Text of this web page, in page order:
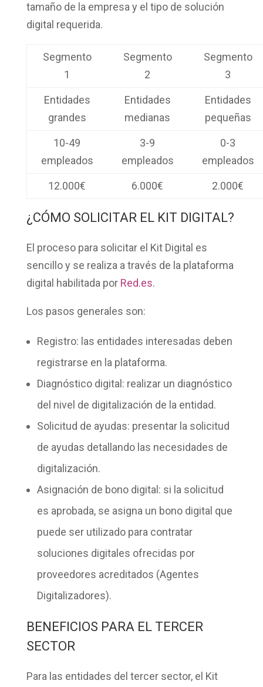
tamaño de la empresa y el tipo de solución
digital requerida.
Segmento
1
Segmento
2
Segmento
3
Entidades
grandes
Entidades
medianas
Entidades
pequeñas
10-49
empleados
3-9
empleados
0-3
empleados
12.000€ 6.000€ 2.000€
¿CÓMO SOLICITAR EL KIT DIGITAL?
El proceso para solicitar el Kit Digital es
sencillo y se realiza a través de la plataforma
digital habilitada porRed.es.
Los pasos generales son:
Registro: las entidades interesadas deben
registrarse en la plataforma.
Diagnóstico digital: realizar un diagnóstico
del nivel de digitalización de la entidad.
Solicitud de ayudas: presentar la solicitud
de ayudas detallando las necesidades de
digitalización.
Asignación de bono digital: si la solicitud
es aprobada, se asigna un bono digital que
puede ser utilizado para contratar
soluciones digitales ofrecidas por
proveedores acreditados (Agentes
Digitalizadores).
BENEFICIOS PARA EL TERCER
SECTOR
Para las entidades del tercer sector, el Kit